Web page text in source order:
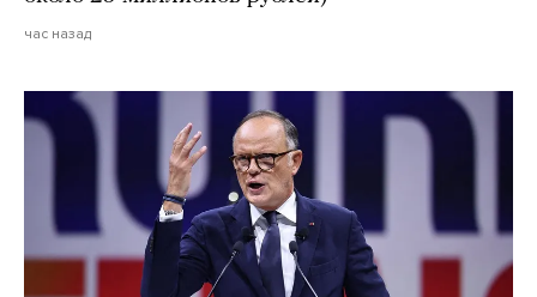
час назад